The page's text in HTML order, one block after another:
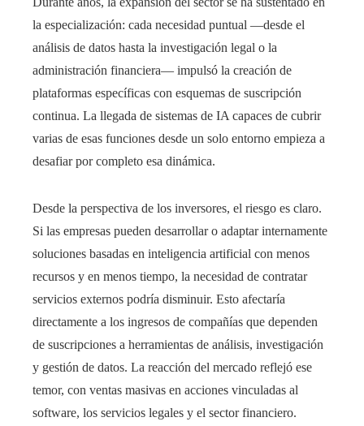
la especialización: cada necesidad puntual —desde el
análisis de datos hasta la investigación legal o la
administración financiera— impulsó la creación de
plataformas específicas con esquemas de suscripción
continua. La llegada de sistemas de IA capaces de cubrir
varias de esas funciones desde un solo entorno empieza a
desafiar por completo esa dinámica.
Desde la perspectiva de los inversores, el riesgo es claro.
Si las empresas pueden desarrollar o adaptar internamente
soluciones basadas en inteligencia artificial con menos
recursos y en menos tiempo, la necesidad de contratar
servicios externos podría disminuir. Esto afectaría
directamente a los ingresos de compañías que dependen
de suscripciones a herramientas de análisis, investigación
y gestión de datos. La reacción del mercado reflejó ese
temor, con ventas masivas en acciones vinculadas al
software, los servicios legales y el sector financiero.